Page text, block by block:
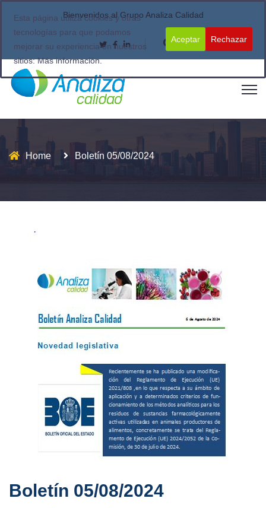
Bienvenidos al Grupo Analiza Calidad
Home Boletín 05/08/2024
Boletín 05/08/2024
Esta página utiliza cookies y otras
tecnologías para que podamos
mejorar su experiencia en nuestros
sitios:Más información.
Aceptar Rechazar